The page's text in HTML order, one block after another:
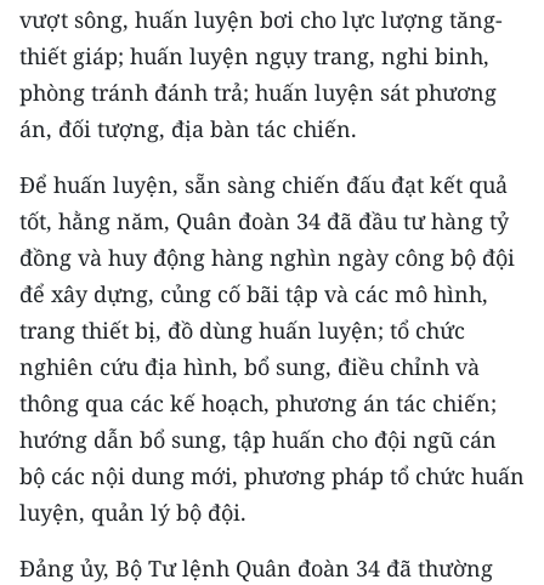
CHUYÊN ĐỀ
CÁC CHUYÊN TRANG
VỀ BÁO NHÂN DÂN
THỜI NAY
NHÂN DÂN CUỐI TUẦN
NHÂN DÂN HẰNG THÁNG
MUA BÁO
ĐỌC BÁO IN
ENGLISH
vượt sông, huấn luyện bơi cho lực lượng tăng-
thiết giáp; huấn luyện ngụy trang, nghi binh,
phòng tránh đánh trả; huấn luyện sát phương
án, đối tượng, địa bàn tác chiến.
Để huấn luyện, sẵn sàng chiến đấu đạt kết quả
tốt, hằng năm, Quân đoàn 34 đã đầu tư hàng tỷ
đồng và huy động hàng nghìn ngày công bộ đội
để xây dựng, củng cố bãi tập và các mô hình,
trang thiết bị, đồ dùng huấn luyện; tổ chức
nghiên cứu địa hình, bổ sung, điều chỉnh và
thông qua các kế hoạch, phương án tác chiến;
hướng dẫn bổ sung, tập huấn cho đội ngũ cán
bộ các nội dung mới, phương pháp tổ chức huấn
luyện, quản lý bộ đội.
Đảng ủy, Bộ Tư lệnh Quân đoàn 34 đã thường